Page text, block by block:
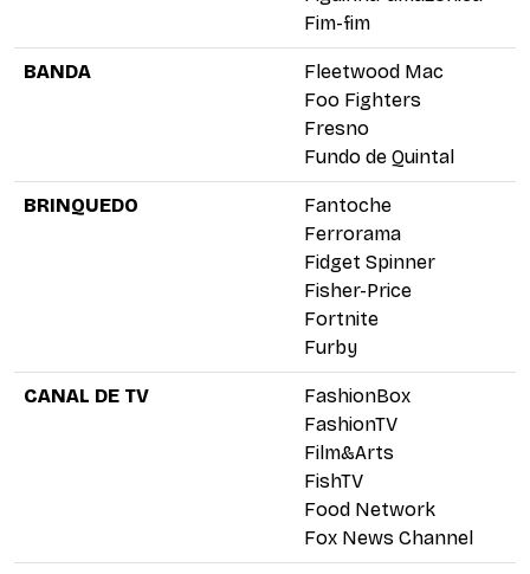
Fim-fim
BANDA
Fleetwood Mac
Foo Fighters
Fresno
Fundo de Quintal
BRINQUEDO
Fantoche
Ferrorama
Fidget Spinner
Fisher-Price
Fortnite
Furby
CANAL DE TV
FashionBox
FashionTV
Film&Arts
FishTV
Food Network
Fox News Channel